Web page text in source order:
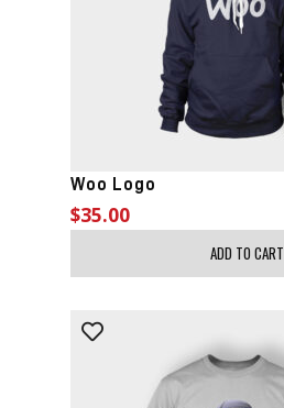
Woo Logo
$35.00
ADD TO CART